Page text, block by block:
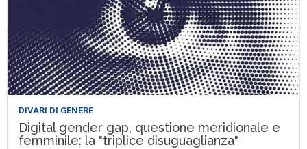
DIVARI DI GENERE
Digital gender gap, questione meridionale e
femminile: la "triplice disuguaglianza"